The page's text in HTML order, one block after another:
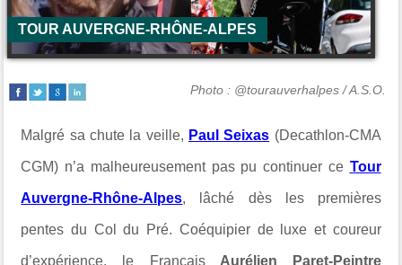
TOUR AUVERGNE-RHÔNE-ALPES
Photo : @tourauverhalpes / A.S.O.
Malgré sa chute la veille, Paul Seixas (Decathlon-CMA
CGM) n’a malheureusement pas pu continuer ce Tour
Auvergne-Rhône-Alpes, lâché dès les premières
pentes du Col du Pré. Coéquipier de luxe et coureur
d’expérience, le Français Aurélien Paret-Peintre